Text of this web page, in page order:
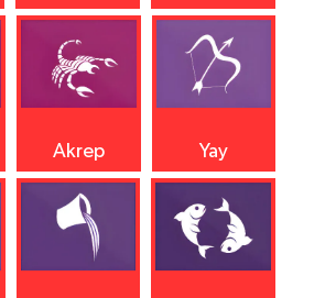
Akrep Yay